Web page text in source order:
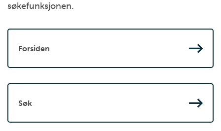
søkefunksjonen.
Forsiden
Søk